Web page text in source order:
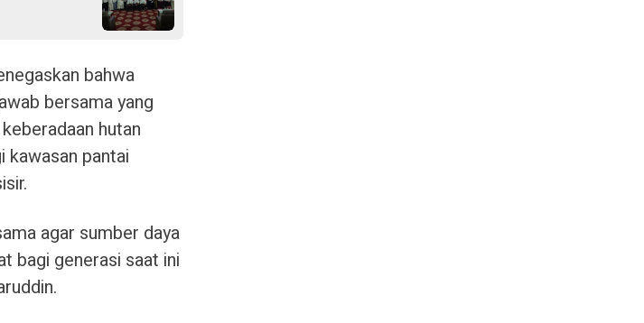
bahwa
bersama yang
hutan
pantai
agar sumber daya
bagi generasi saat ini